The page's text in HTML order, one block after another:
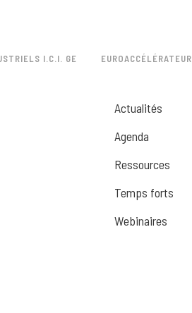
I.C.I. GE EUROACCÉLÉRATEUR
Actualités
Agenda
Ressources
Temps forts
Webinaires